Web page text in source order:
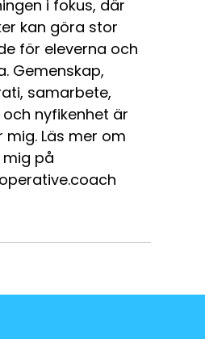
i fokus, där
kan göra stor
för eleverna och
Gemenskap,
samarbete,
nyfikenhet är
Läs mer om
mig på